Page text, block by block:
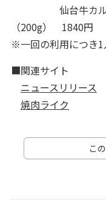
仙台牛カルビ
（200g） 1840円
※一回の利用につき1
■関連サイト
ニュースリリース
焼肉ライク
こ